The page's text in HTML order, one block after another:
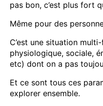
pas bon, c’est plus fort
Même pour des
C’est une situation
physiologique, sociale,
etc) dont on a pas
Et ce sont tous ces
explorer ensemble.